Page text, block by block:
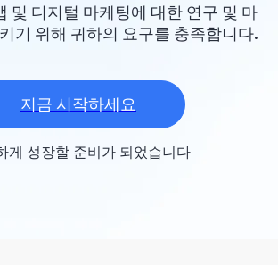
및 디지털 마케팅에 대한 연구 및 마
기 위해 귀하의 요구를 충족합니다.
지금 시작하세요
게 성장할 준비가 되었습니다